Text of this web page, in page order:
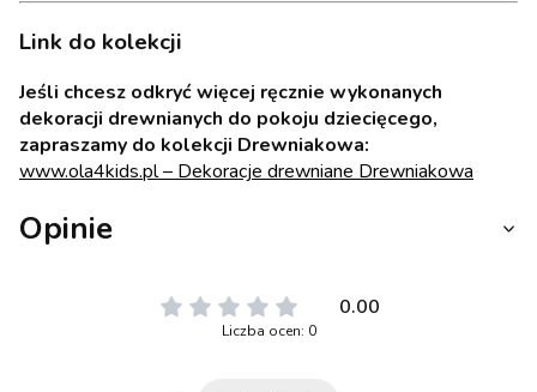
Link do kolekcji
Jeśli chcesz odkryć więcej ręcznie wykonanych
dekoracji drewnianych do pokoju dziecięcego,
zapraszamy do kolekcji Drewniakowa:
www.ola4kids.pl – Dekoracje drewniane Drewniakowa
Opinie
0.00
Liczba ocen: 0